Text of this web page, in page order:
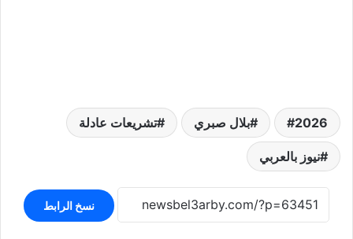
2026 بلال صبري تشريعات عادلة
نيوز بالعربي
نسخ الرابط